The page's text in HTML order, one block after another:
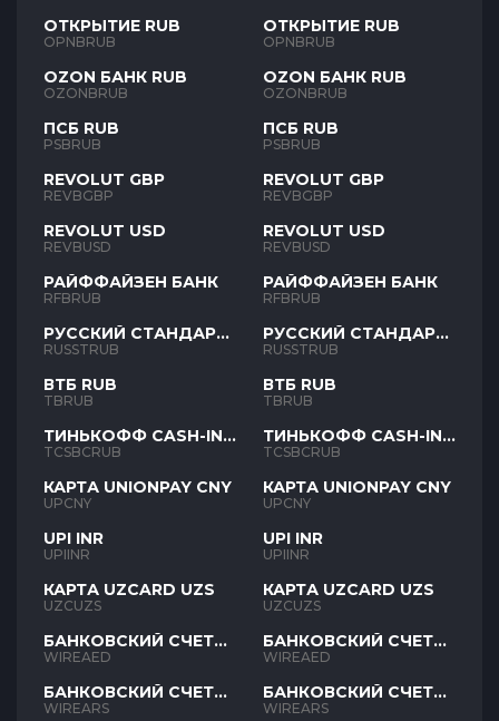
ОТКРЫТИЕ RUB
OPNBRUB
OZON БАНК RUB
OZONBRUB
ПСБ RUB
PSBRUB
REVOLUT GBP
REVBGBP
REVOLUT USD
REVBUSD
РАЙФФАЙЗЕН БАНК
RFBRUB
РУССКИЙ СТАНДАРТ
RUB
RUSSTRUB
ВТБ RUB
TBRUB
ТИНЬКОФФ CASH-IN
RUB
TCSBCRUB
КАРТА UNIONPAY CNY
UPCNY
UPI INR
UPIINR
КАРТА UZCARD UZS
UZCUZS
БАНКОВСКИЙ СЧЕТ
AED
WIREAED
БАНКОВСКИЙ СЧЕТ
ARS
WIREARS
ОТКРЫТИЕ RUB
OPNBRUB
OZON БАНК RUB
OZONBRUB
ПСБ RUB
PSBRUB
REVOLUT GBP
REVBGBP
REVOLUT USD
REVBUSD
РАЙФФАЙЗЕН БАНК
RFBRUB
РУССКИЙ СТАНДАРТ
RUB
RUSSTRUB
ВТБ RUB
TBRUB
ТИНЬКОФФ CASH-IN
RUB
TCSBCRUB
КАРТА UNIONPAY CNY
UPCNY
UPI INR
UPIINR
КАРТА UZCARD UZS
UZCUZS
БАНКОВСКИЙ СЧЕТ
AED
WIREAED
БАНКОВСКИЙ СЧЕТ
ARS
WIREARS